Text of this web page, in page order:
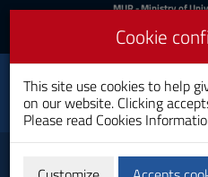
Skip
MIUR
Login
MUR- Ministry of
Login
Toggle
navigation
University
Cagliari
Cookie
This site use cookies to help
on our website. Clicking
Please read Cookies